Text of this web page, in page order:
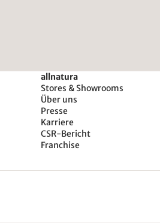
allnatura
Stores & Showrooms
Über uns
Presse
Karriere
CSR-Bericht
Franchise